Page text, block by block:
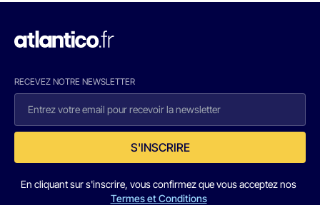
RECEVEZ NOTRE NEWSLETTER
S'INSCRIRE
En cliquant sur s'inscrire, vous confirmez que vous acceptez nos
Termes et Conditions